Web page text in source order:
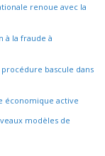
renoue avec la
à la fraude à
bascule dans
économique active
modèles de